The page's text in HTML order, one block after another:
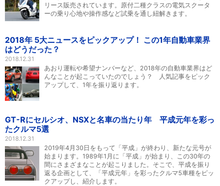
リース販売されています。原付二種クラスの電気スクータ
ーの乗り心地や操作感など試乗を通し紐解きます。
2018年 5大ニュースをピックアップ！ この1年自動車業界
はどうだった？
2018.12.31
あおり運転や希望ナンバーなど、2018年の自動車業界はど
んなことが起こっていたのでしょう？ 人気記事をピック
アップして、1年を振り返ります。
GT-Rにセルシオ、NSXと名車の当たり年 平成元年を彩っ
たクルマ5選
2018.12.31
2019年4月30日をもって「平成」が終わり、新たな元号が
始まります。1989年1月に「平成」が始まり、この30年の
間にさまざまなことが起こりました。そこで、平成を振り
返る企画として、「平成元年」を彩ったクルマ5車種をピッ
クアップし、紹介します。